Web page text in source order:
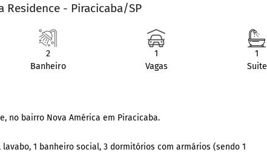
- Piracicaba/SP
2
Banheiro
1
Vagas
1
Suite
no bairro Nova América em Piracicaba.
1 banheiro social, 3 dormitórios com armários (sendo 1